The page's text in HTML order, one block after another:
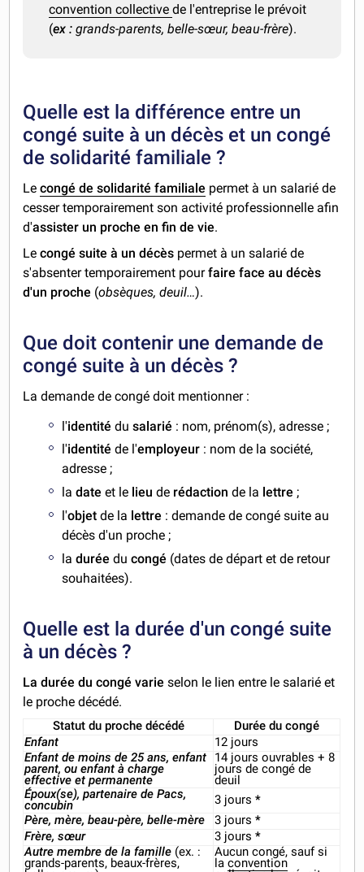
convention collectivede l'entreprise le prévoit
(ex : grands-parents, belle-sœur, beau-frère).
Quelle est la différence entre un
congé suite à un décès et un congé
de solidarité familiale ?
Lecongé de solidarité familiale permet à un salarié de
cesser temporairement son activité professionnelle afin
d'assister un proche en fin de vie.
Le congé suite à un décès permet à un salarié de
s'absenter temporairement pourfaire face au décès
d'un proche (obsèques, deuil…).
Que doit contenir une demande de
congé suite à un décès ?
La demande de congé doit mentionner :
l'identitédusalarié : nom, prénom(s), adresse ;
l'identitéde l'employeur : nom de la société,
adresse ;
ladateet le lieu de rédaction de la lettre ;
l'objet de la lettre : demande de congé suite au
décès d'un proche ;
laduréeducongé (dates de départ et de retour
souhaitées).
Quelle est la durée d'un congé suite
à un décès ?
La durée du congé varie selon le lien entre le salarié et
le proche décédé.
Statut du proche décédé
Durée du congé
Enfant
12 jours
Enfant de moins de 25 ans, enfant
parent, ou enfant à charge
effective et permanente
14 jours ouvrables + 8
jours de congé de
deuil
Époux(se), partenaire de Pacs,
concubin
3 jours *
Père, mère, beau-père, belle-mère
3 jours*
Frère, sœur
3 jours*
Autre membre de la famille (ex. :
grands-parents, beaux-frères,
Aucun congé, sauf si
laconvention